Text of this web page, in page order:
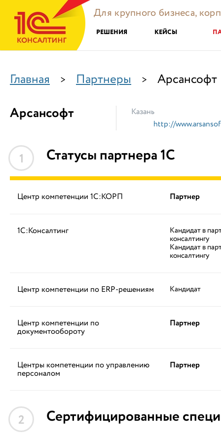
Для крупного бизнеса,
РЕШЕНИЯ КЕЙСЫ
Главная > Партнеры > Арсансофт
Арсансофт
Казань
http://
1 Статусы партнера 1С
Центр компетенции 1С:КОРП Партнер
1С:Консалтинг Кандидат в
консалтингу
Кандидат в
консалтингу
Центр компетенции по ERP-решениям Кандидат
Центр компетенции по
документообороту
Партнер
Центры компетенции по управлению
персоналом
Партнер
2 Сертифицированные